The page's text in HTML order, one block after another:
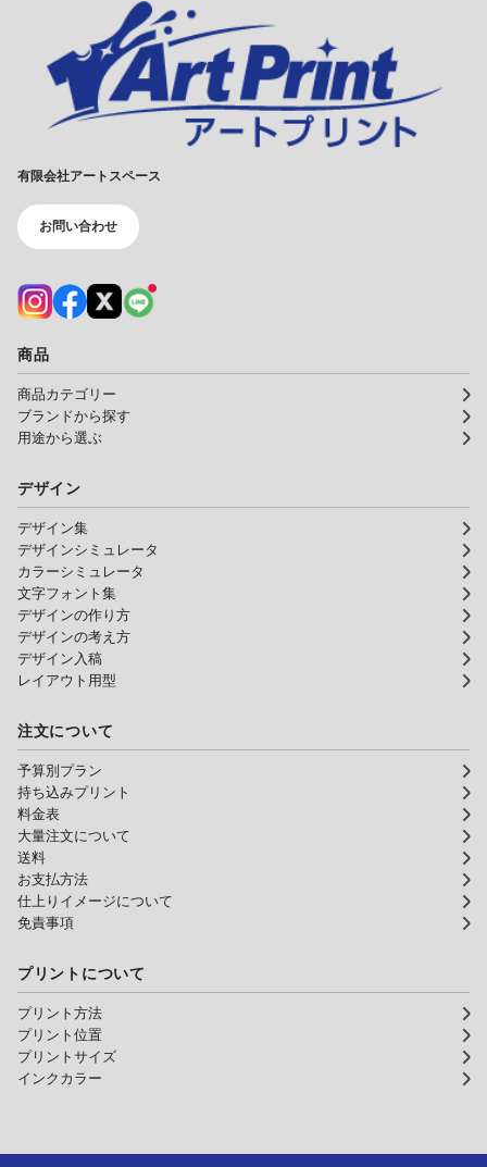
有限会社アートスペース
お問い合わせ
商品
商品カテゴリー
ブランドから探す
用途から選ぶ
デザイン
デザイン集
デザインシミュレータ
カラーシミュレータ
文字フォント集
デザインの作り方
デザインの考え方
デザイン入稿
レイアウト用型
注文について
予算別プラン
持ち込みプリント
料金表
大量注文について
送料
お支払方法
仕上りイメージについて
免責事項
プリントについて
プリント方法
プリント位置
プリントサイズ
インクカラー